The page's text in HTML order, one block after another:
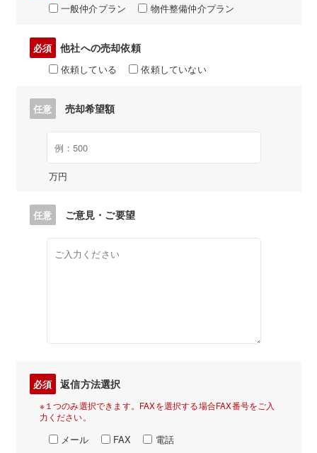
一般仲介プラン 物件整備仲介プラン
必須 他社への売却依頼
依頼している 依頼していない
任意 売却希望額
万円
任意 ご意見・ご要望
必須 返信方法選択
※１つのみ選択できます。FAXを選択する場合FAX番号をご入
力ください。
メール FAX 電話